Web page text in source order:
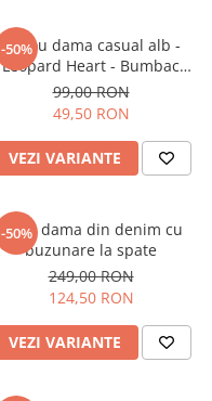
-50%
Tricou dama casual alb -
Leopard Heart - Bumbac
Organic
99,00 RON
49,50 RON
VEZI VARIANTE
-50%
Blugi dama din denim cu
buzunare la spate
249,00 RON
124,50 RON
VEZI VARIANTE